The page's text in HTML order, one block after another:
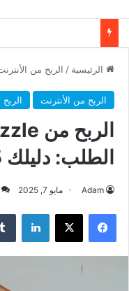
الرئيسية / الربح من
الربح من الأنترنت
الطلب: دليلك 2025
Adam مايو 7, 2025
فيسبوك ‫X